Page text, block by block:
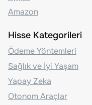
Amazon
Hisse Kategorileri
Ödeme Yöntemleri
Sağlık ve İyi Yaşam
Yapay Zeka
Otonom Araçlar